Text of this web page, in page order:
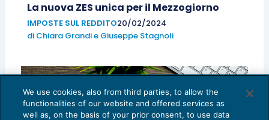
La nuova ZES unica per il Mezzogiorno
IMPOSTE SUL REDDITO20/02/2024
di Chiara Grandie Giuseppe Stagnoli
We use cookies, also from third parties, to allow the
functionalities of our website and offered services as
well as, on the basis of your prior consent, to use data